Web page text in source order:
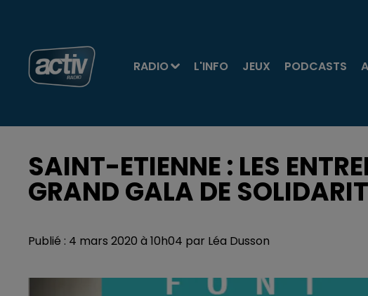
RADIO L'INFO JEUX PODCASTS
SAINT-ETIENNE : LES
GRAND GALA DE
Publié : 4 mars 2020 à 10h04 par Léa Dusson